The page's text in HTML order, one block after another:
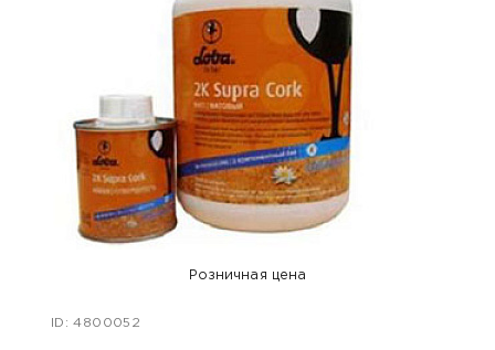
Розничная цена
ID: 4800052